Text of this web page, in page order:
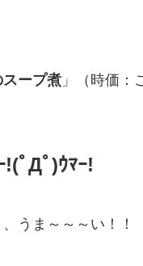
ープ煮 」（時価：
!(ﾟДﾟ)ｳﾏｰ!
うま～～～い！！